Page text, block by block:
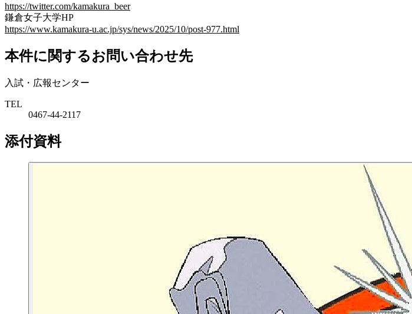
https://twitter.com/kamakura_beer
鎌倉女子大学HP
https://www.kamakura-u.ac.jp/sys/news/2025/10/post-977.html
本件に関するお問い合わせ先
入試・広報センター
TEL
0467-44-2117
添付資料